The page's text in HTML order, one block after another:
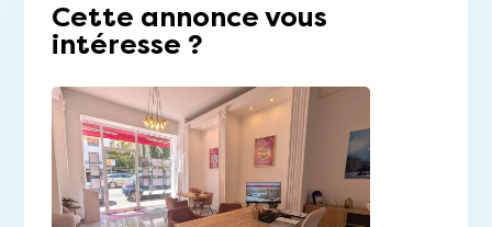
Cette annonce vous
intéresse ?